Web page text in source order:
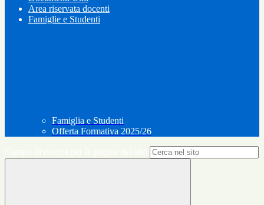
Area riservata docenti
Famiglie e Studenti
Famiglia e Studenti
Offerta Formativa 2025/26